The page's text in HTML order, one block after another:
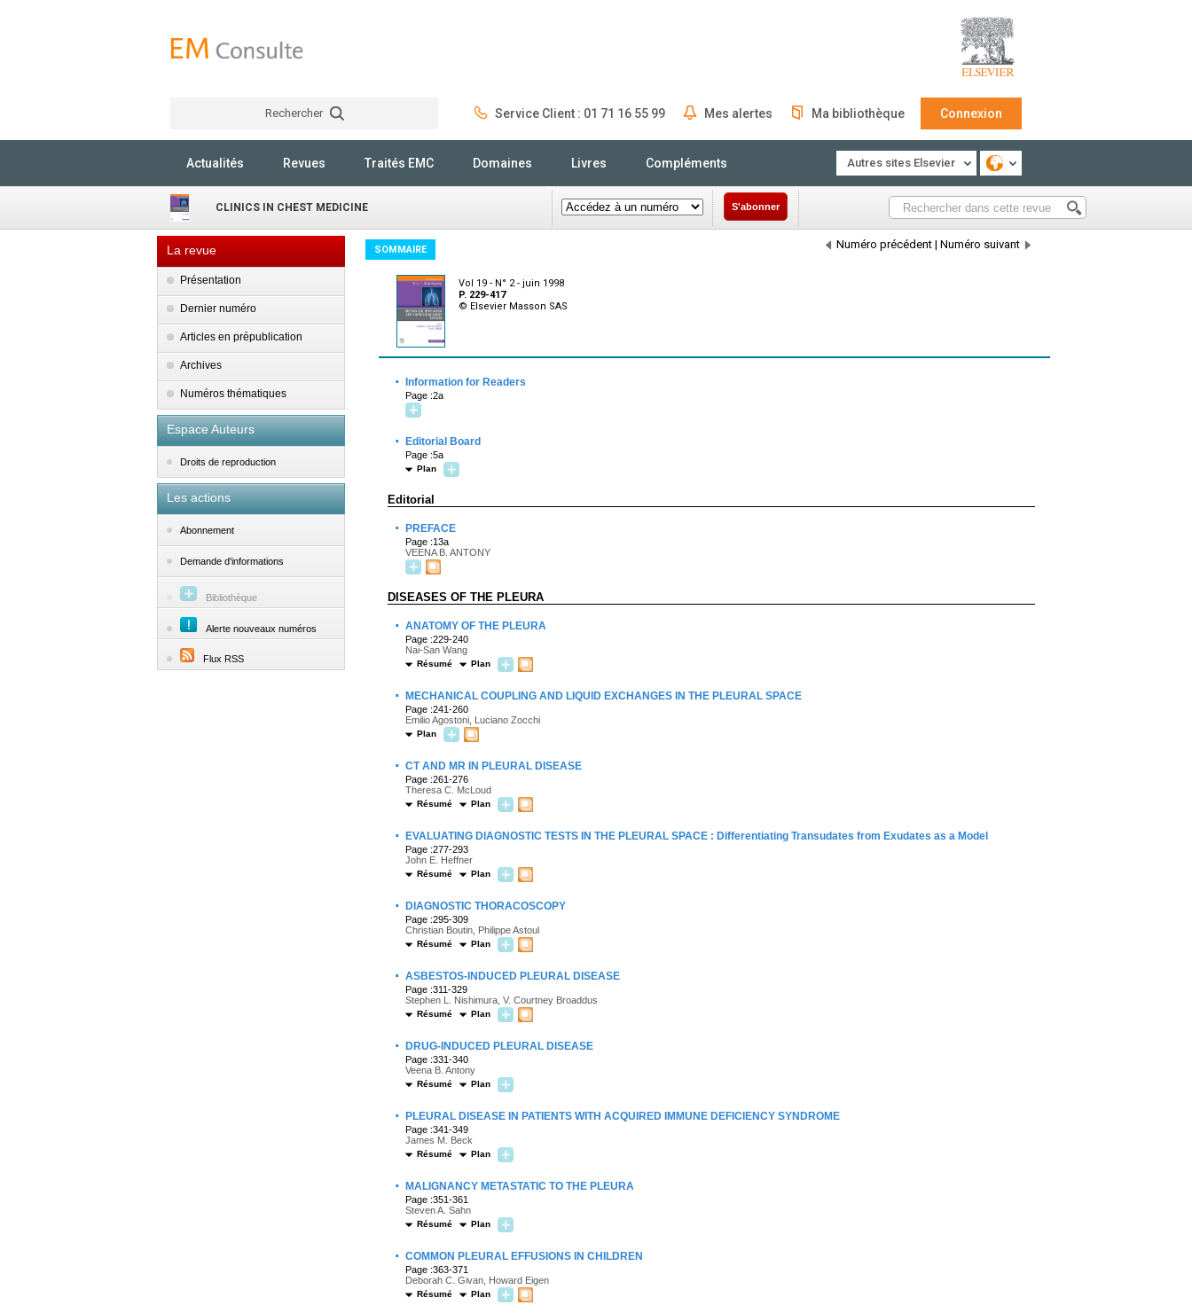
Rechercher Service Client : 01 71 16 55 99 Mes alertes Ma bibliothèque Connexion
Actualités Revues Traités EMC Domaines Livres Compléments Autres sites Elsevier
CLINICS IN CHEST MEDICINE S'abonner
La revue
Présentation
Dernier numéro
Articles en prépublication
Archives
Numéros thématiques
Espace Auteurs
Droits de reproduction
Les actions
Abonnement
Demande d'informations
Bibliothèque
Alerte nouveaux numéros
Flux RSS
SOMMAIRE Numéro précédent | Numéro suivant
Vol 19 - N° 2 - juin 1998
P. 229-417
© Elsevier Masson SAS
· Information for Readers
Page :2a
· Editorial Board
Page :5a
Plan
Editorial
· PREFACE
Page :13a
VEENA B. ANTONY
DISEASES OF THE PLEURA
· ANATOMY OF THE PLEURA
Page :229-240
Nai-San Wang
Résumé Plan
· MECHANICAL COUPLING AND LIQUID EXCHANGES IN THE PLEURAL SPACE
Page :241-260
Emilio Agostoni, Luciano Zocchi
Plan
· CT AND MR IN PLEURAL DISEASE
Page :261-276
Theresa C. McLoud
Résumé Plan
· EVALUATING DIAGNOSTIC TESTS IN THE PLEURAL SPACE : Differentiating Transudates from Exudates as a Model
Page :277-293
John E. Heffner
Résumé Plan
· DIAGNOSTIC THORACOSCOPY
Page :295-309
Christian Boutin, Philippe Astoul
Résumé Plan
· ASBESTOS-INDUCED PLEURAL DISEASE
Page :311-329
Stephen L. Nishimura, V. Courtney Broaddus
Résumé Plan
· DRUG-INDUCED PLEURAL DISEASE
Page :331-340
Veena B. Antony
Résumé Plan
· PLEURAL DISEASE IN PATIENTS WITH ACQUIRED IMMUNE DEFICIENCY SYNDROME
Page :341-349
James M. Beck
Résumé Plan
· MALIGNANCY METASTATIC TO THE PLEURA
Page :351-361
Steven A. Sahn
Résumé Plan
· COMMON PLEURAL EFFUSIONS IN CHILDREN
Page :363-371
Deborah C. Givan, Howard Eigen
Résumé Plan